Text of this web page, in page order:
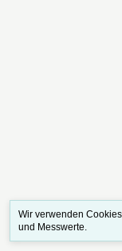
Wir verwenden
und Messwerte.